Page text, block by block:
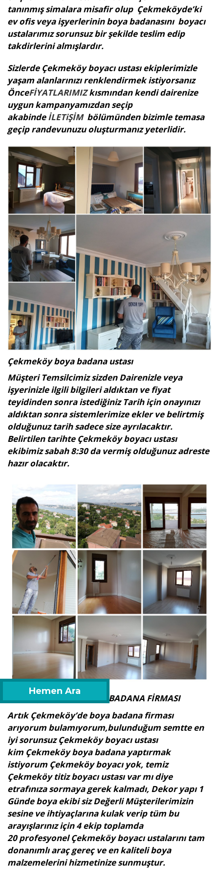
tanınmış simalara misafir olup Çekmeköyde’ki
ev ofis veya işyerlerinin boya badanasını boyacı
ustalarımız sorunsuz bir şekilde teslim edip
takdirlerini almışlardır.
Sizlerde Çekmeköy boyacı ustası ekiplerimizle
yaşam alanlarınızı renklendirmek istiyorsanız
ÖnceFİYATLARIMIZkısmından kendi dairenize
uygun kampanyamızdan seçip
akabindeİLETiŞİM bölümünden bizimle temasa
geçip randevunuzu oluşturmanız yeterlidir.
Çekmeköy boya badana ustası
Müşteri Temsilcimiz sizden Dairenizle veya
işyerinizle ilgili bilgileri aldıktan ve fiyat
teyidinden sonra istediğiniz Tarih için onayınızı
aldıktan sonra sistemlerimize ekler ve belirtmiş
olduğunuz tarih sadece size ayrılacaktır.
Belirtilen tarihte Çekmeköy boyacı ustası
ekibimiz sabah 8:30 da vermiş olduğunuz adreste
hazır olacaktır.
ÇEKMEKÖY BOYA BADANA FİRMASI
Artık Çekmeköy’de boya badana firması
arıyorum bulamıyorum,bulunduğum semtte en
iyi sorunsuz Çekmeköy boyacı ustası
kim Çekmeköy boya badana yaptırmak
istiyorum Çekmeköy boyacı yok, temiz
Çekmeköy titiz boyacı ustası var mı diye
etrafınıza sormaya gerek kalmadı, Dekor yapı 1
Günde boya ekibi siz Değerli Müşterilerimizin
sesine ve ihtiyaçlarına kulak verip tüm bu
arayışlarınız için 4 ekip toplamda
20 profesyonel Çekmeköy boyacı ustalarını tam
donanımlı araç gereç ve en kaliteli boya
malzemelerini hizmetinize sunmuştur.
Hemen Ara